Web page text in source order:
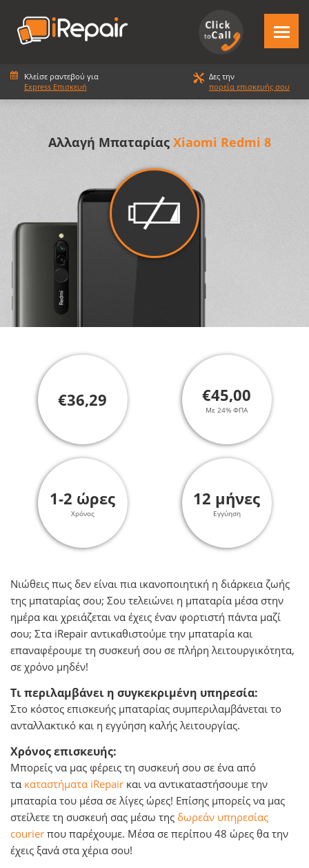
Κλείσε ραντεβού για
Express Επισκευή
Δες την
πορεία επισκευής σου
Αλλαγή Μπαταρίας Xiaomi Redmi 8
€36,29 €45,00
Με 24% ΦΠΑ
1-2 ώρες
Χρόνος
12 μήνες
Εγγύηση
Νιώθεις πως δεν είναι πια ικανοποιητική η διάρκεια ζωής
της μπαταρίας σου; Σου τελειώνει η μπαταρία μέσα στην
ημέρα και χρειάζεται να έχεις έναν φορτιστή πάντα μαζί
σου; Στα iRepair αντικαθιστούμε την μπαταρία και
επαναφέρουμε τη συσκευή σου σε πλήρη λειτουργικότητα,
σε χρόνο μηδέν!
Τι περιλαμβάνει η συγκεκριμένη υπηρεσία:
Στο κόστος επισκευής μπαταρίας συμπεριλαμβάνεται το
ανταλλακτικό και η εγγύηση καλής λειτουργίας.
Χρόνος επισκευής:
Μπορείς να μας φέρεις τη συσκευή σου σε ένα από
τα καταστήματα iRepair και να αντικαταστήσουμε την
μπαταρία του μέσα σε λίγες ώρες! Επίσης μπορείς να μας
στείλετε τη συσκευή σας μέσω της δωρεάν υπηρεσίας
courier που παρέχουμε. Μέσα σε περίπου 48 ώρες θα την
έχεις ξανά στα χέρια σου!